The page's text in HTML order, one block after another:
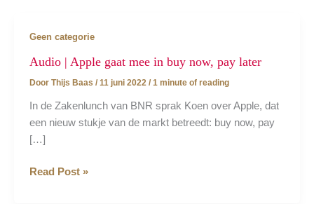
Geen categorie
Audio | Apple gaat mee in buy now, pay later
Door Thijs Baas / 11 juni 2022 / 1 minute of reading
In de Zakenlunch van BNR sprak Koen over Apple, dat
een nieuw stukje van de markt betreedt: buy now, pay
[…]
Audio
Read Post »